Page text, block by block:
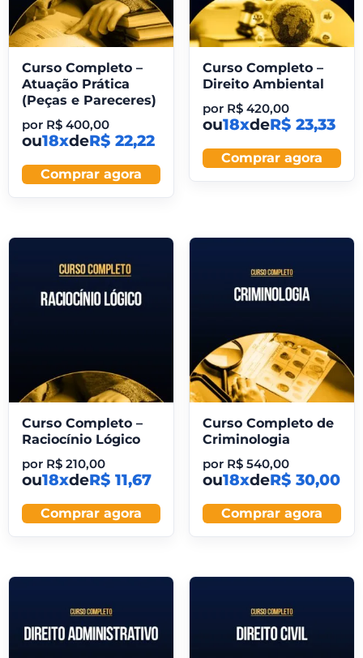
Curso Completo –
Atuação Prática
(Peças e Pareceres)
por R$ 400,00
ou18xdeR$ 22,22
Comprar agora
Curso Completo –
Direito Ambiental
por R$420,00
ou18xdeR$ 23,33
Comprar agora
Curso Completo –
Raciocínio Lógico
por R$ 210,00
ou18xdeR$ 11,67
Comprar agora
Curso Completo de
Criminologia
por R$540,00
ou18xdeR$ 30,00
Comprar agora